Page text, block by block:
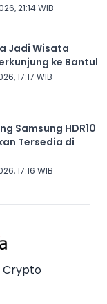
21:14 WIB
Jadi Wisata
ke Bantul
17:17 WIB
Samsung HDR10
Tersedia di
17:16 WIB
Crypto